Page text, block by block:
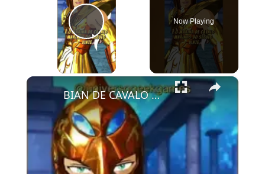
Play Video
Now Playing
×
BIAN DE CAVALO MARINHO - CDZ-Soldiers' Soul #saintseiya #gaming #games #cdz #geek #anime